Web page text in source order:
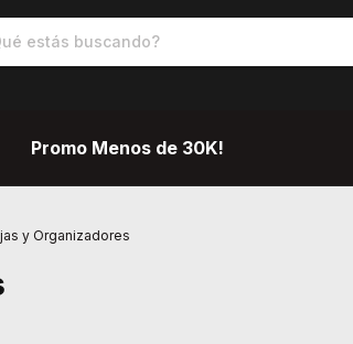
Promo Menos de 30K!
y Organizadores